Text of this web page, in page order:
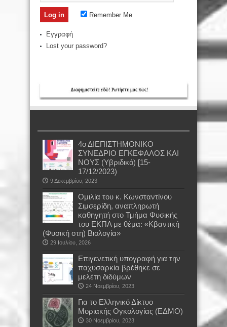
Remember Me
Εγγραφή
Lost your password?
4ο ΔΙΕΠΙΣΤΗΜΟΝΙΚΟ
ΣΥΝΕΔΡΙΟ ΕΓΚΕΦΑΛΟΣ ΚΑΙ
ΝΟΥΣ (Υβριδικό) [15-
17/12/2023)
9 Δεκεμβρίου, 2023
Oμιλία του κ. Κωνσταντίνου
Σιμσερίδη, αναπληρωτή
καθηγητή στο Τμήμα Φυσικής
του ΕΚΠΑ με θέμα: «Κβαντική
(Φυσική στη) Βιολογία»
29 Ιουλίου, 2026
Επιγενετική υπογραφή για την
παχυσαρκία βρέθηκε σε
μελέτη διδύμων
24 Νοεμβρίου, 2023
Για το Ελληνικό Δίκτυο
Μοριακής Ογκολογίας (ΕΔΜΟ)
30 Νοεμβρίου, 2023